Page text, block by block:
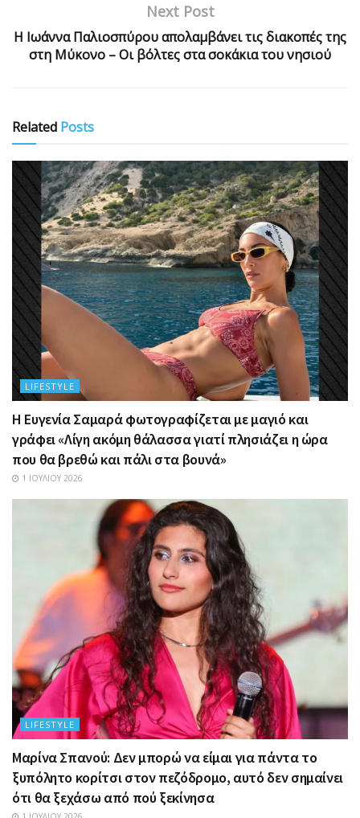
Next Post
Η Ιωάννα Παλιοσπύρου απολαμβάνει τις διακοπές της
στη Μύκονο – Οι βόλτες στα σοκάκια του νησιού
Related Posts
LIFESTYLE
Η Ευγενία Σαμαρά φωτογραφίζεται με μαγιό και
γράφει «Λίγη ακόμη θάλασσα γιατί πλησιάζει η ώρα
που θα βρεθώ και πάλι στα βουνά»
1 ΙΟΥΛΊΟΥ 2026
LIFESTYLE
Μαρίνα Σπανού: Δεν μπορώ να είμαι για πάντα το
ξυπόλητο κορίτσι στον πεζόδρομο, αυτό δεν σημαίνει
ότι θα ξεχάσω από πού ξεκίνησα